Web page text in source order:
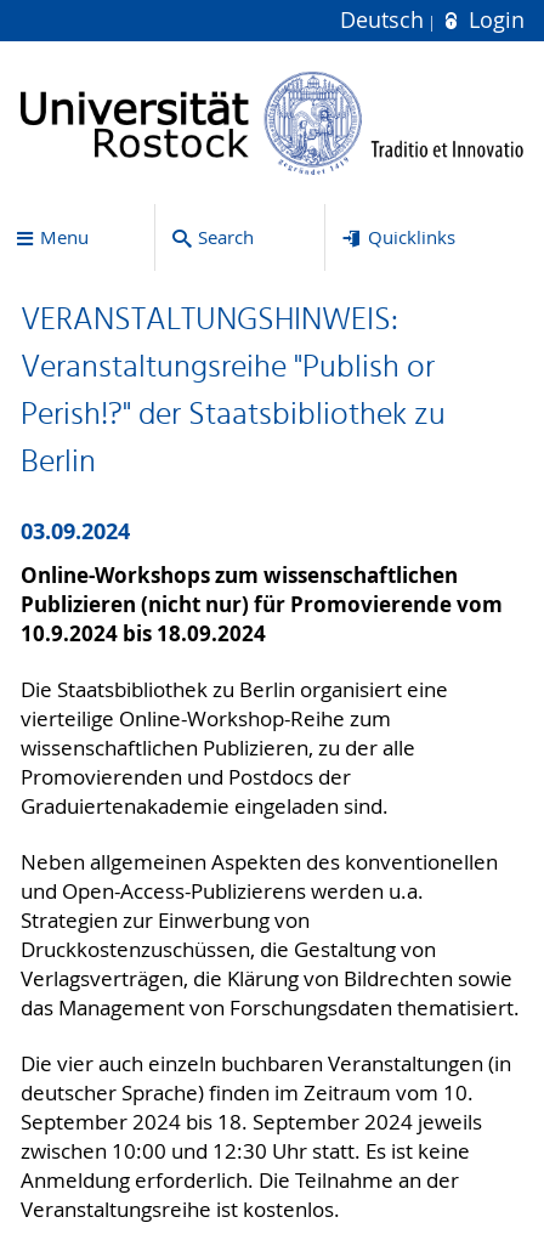
Deutsch Login
Menu Search Quicklinks
VERANSTALTUNGSHINWEIS:
Veranstaltungsreihe "Publish or
Perish!?" der Staatsbibliothek zu
Berlin
03.09.2024
Online-Workshops zum wissenschaftlichen
Publizieren (nicht nur) für Promovierende vom
10.9.2024 bis 18.09.2024
Die Staatsbibliothek zu Berlin organisiert eine
vierteilige Online-Workshop-Reihe zum
wissenschaftlichen Publizieren, zu der alle
Promovierenden und Postdocs der
Graduiertenakademie eingeladen sind.
Neben allgemeinen Aspekten des konventionellen
und Open-Access-Publizierens werden u.a.
Strategien zur Einwerbung von
Druckkostenzuschüssen, die Gestaltung von
Verlagsverträgen, die Klärung von Bildrechten sowie
das Management von Forschungsdaten thematisiert.
Die vier auch einzeln buchbaren Veranstaltungen (in
deutscher Sprache) finden im Zeitraum vom 10.
September 2024 bis 18. September 2024 jeweils
zwischen 10:00 und 12:30 Uhr statt. Es ist keine
Anmeldung erforderlich. Die Teilnahme an der
Veranstaltungsreihe ist kostenlos.